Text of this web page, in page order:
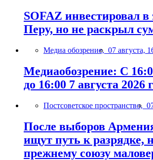
SOFAZ инвестировал в
Перу, но не раскрыл
Медиа обозрение, 07 августа,
Медиаобозрение: С
до 16:00 7 августа 2026
Постсоветское пространство,
После выборов
ищут путь к разрядке,
прежнему союзу